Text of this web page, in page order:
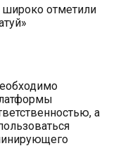
отметили
а